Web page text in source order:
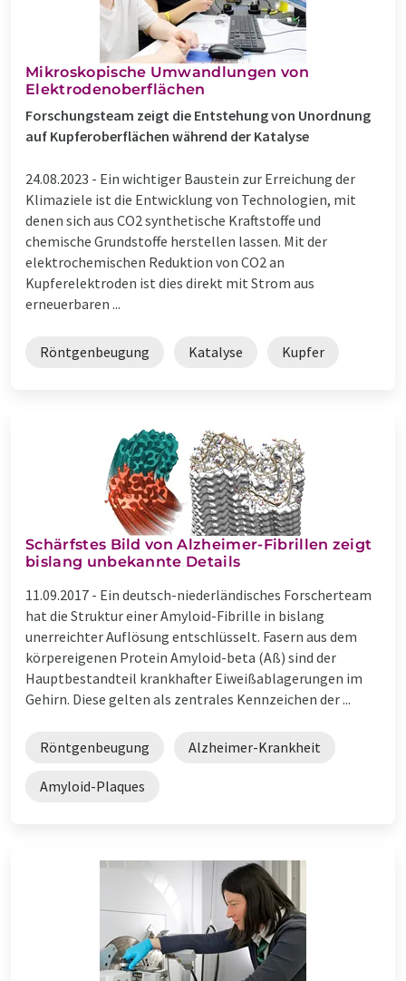
Mikroskopische Umwandlungen von
Elektrodenoberflächen
Forschungsteam zeigt die Entstehung von Unordnung
auf Kupferoberflächen während der Katalyse
24.08.2023 - Ein wichtiger Baustein zur Erreichung der
Klimaziele ist die Entwicklung von Technologien, mit
denen sich aus CO2 synthetische Kraftstoffe und
chemische Grundstoffe herstellen lassen. Mit der
elektrochemischen Reduktion von CO2 an
Kupferelektroden ist dies direkt mit Strom aus
erneuerbaren ...
Röntgenbeugung Katalyse Kupfer
Schärfstes Bild von Alzheimer-Fibrillen zeigt
bislang unbekannte Details
11.09.2017 - Ein deutsch-niederländisches Forscherteam
hat die Struktur einer Amyloid-Fibrille in bislang
unerreichter Auflösung entschlüsselt. Fasern aus dem
körpereigenen Protein Amyloid-beta (Aß) sind der
Hauptbestandteil krankhafter Eiweißablagerungen im
Gehirn. Diese gelten als zentrales Kennzeichen der ...
Röntgenbeugung Alzheimer-Krankheit
Amyloid-Plaques